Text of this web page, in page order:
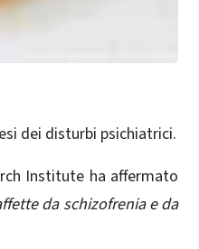
dei disturbi psichiatrici.
Institute ha affermato
da schizofrenia e da